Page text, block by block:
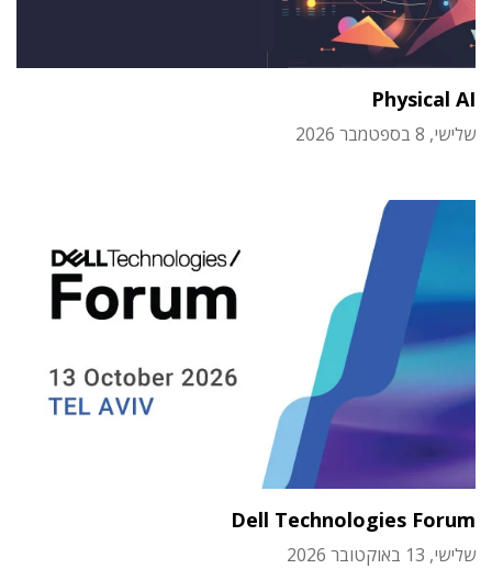
Physical AI
שלישי, 8 בספטמבר 2026
Dell Technologies Forum
שלישי, 13 באוקטובר 2026